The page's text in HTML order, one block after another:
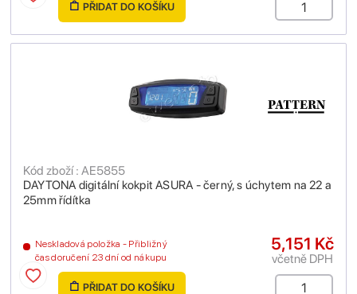
PŘIDAT DO KOŠÍKU
DAYTONA digitální kokpit ASURA - černý, s úchytem na 22 a
25mm řídítka
Kód zboží : AE5855
Neskladová položka - Přibližný
čas doručení 23 dní od nákupu
5,151 Kč
včetně DPH
PŘIDAT DO KOŠÍKU